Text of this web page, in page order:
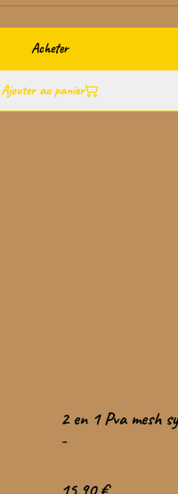
Acheter
Ajouter au panier
2 en 1 Pva mesh
-